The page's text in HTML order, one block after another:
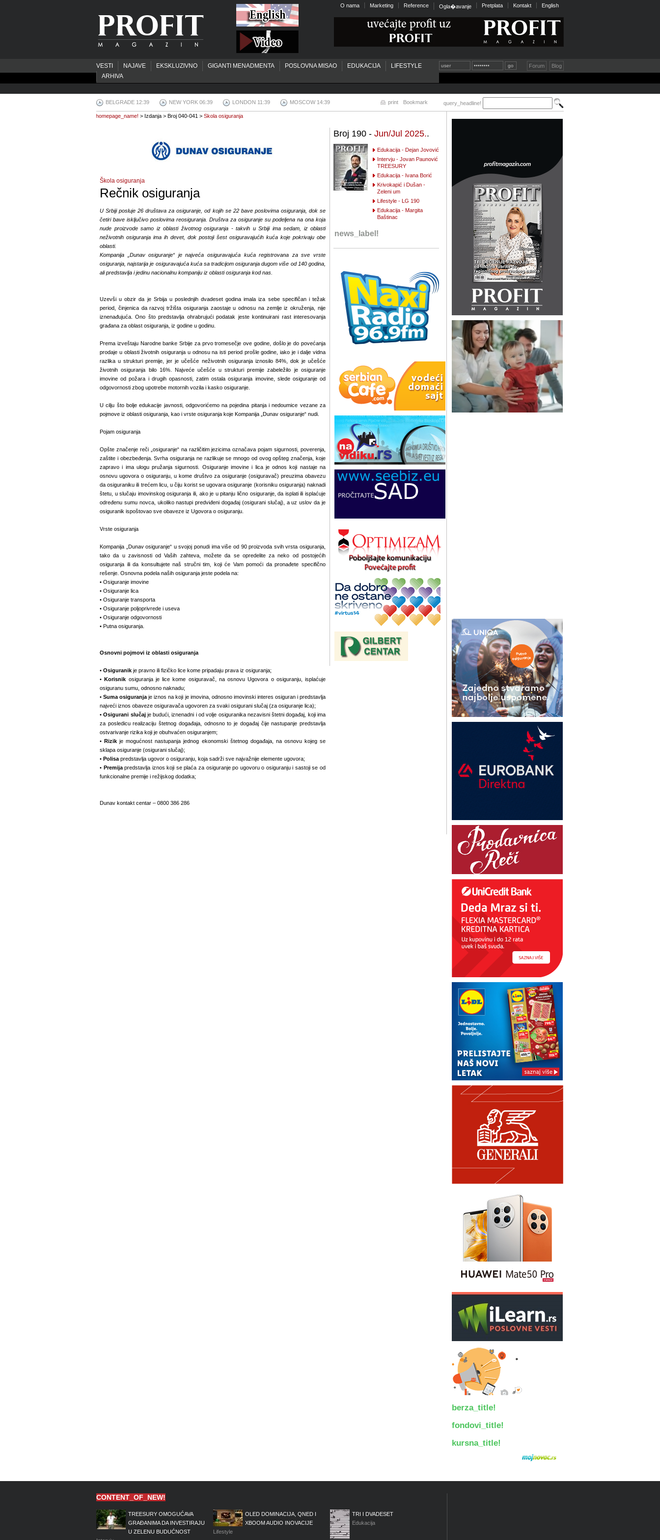
VESTI NAJAVE EKSKLUZIVNO GIGANTI MENADMENTA POSLOVNA MISAO EDUKACIJA
LIFESTYLE
ARHIVA
O nama Marketing Reference Ogla�avanje Pretplata Kontakt English
Blog
Forum
BELGRADE 12:39 NEW YORK 06:39 LONDON 11:39 MOSCOW 14:39 print Bookmark query_headline!
homepage_name! > Izdanja > Broj 040-041 > Skola osiguranja
Škola osiguranja
Rečnik osiguranja
U Srbiji posluje 26 društava za osiguranje, od kojih se 22 bave poslovima osiguranja, dok se
četiri bave isključivo poslovima reosiguranja. Društva za osiguranje su podeljena na ona koja
nude proizvode samo iz oblasti životnog osiguranja - takvih u Srbiji ima sedam, iz oblasti
neživotnih osiguranja ima ih devet, dok postoji šest osiguravajućih kuća koje pokrivaju obe
oblasti.
Kompanija „Dunav osiguranje“ je najveća osiguravajuća kuća registrovana za sve vrste
osiguranja, najstarija je osiguravajuća kuća sa tradicijom osiguranja dugom više od 140 godina,
ali predstavlja i jedinu nacionalnu kompaniju iz oblasti osiguranja kod nas.
Uzevši u obzir da je Srbija u poslednjih dvadeset godina imala iza sebe specifičan i težak
period, činjenica da razvoj tržišta osiguranja zaostaje u odnosu na zemlje iz okruženja, nije
iznenađujuća. Ono što predstavlja ohrabrujući podatak jeste kontinuirani rast interesovanja
građana za oblast osiguranja, iz godine u godinu.
Prema izveštaju Narodne banke Srbije za prvo tromesečje ove godine, došlo je do povećanja
prodaje u oblasti životnih osiguranja u odnosu na isti period prošle godine, iako je i dalje vidna
razlika u strukturi premije, jer je učešće neživotnih osiguranja iznosilo 84%, dok je učešće
životnih osiguranja bilo 16%. Najveće učešće u strukturi premije zabeležilo je osiguranje
imovine od požara i drugih opasnosti, zatim ostala osiguranja imovine, slede osiguranje od
odgovornosti zbog upotrebe motornih vozila i kasko osiguranje.
U cilju što bolje edukacije javnosti, odgovorićemo na pojedina pitanja i nedoumice vezane za
pojmove iz oblasti osiguranja, kao i vrste osiguranja koje Kompanija „Dunav osiguranje“ nudi.
Pojam osiguranja
Opšte značenje reči „osiguranje“ na različitim jezicima označava pojam sigurnosti, poverenja,
zaštite i obezbeđenja. Svrha osiguranja ne razlikuje se mnogo od ovog opšteg značenja, koje
zapravo i ima ulogu pružanja sigurnosti. Osiguranje imovine i lica je odnos koji nastaje na
osnovu ugovora o osiguranju, u kome društvo za osiguranje (osiguravač) preuzima obavezu
da osiguraniku ili trećem licu, u čiju korist se ugovara osiguranje (korisniku osiguranja) naknadi
štetu, u slučaju imovinskog osiguranja ili, ako je u pitanju lično osiguranje, da isplati ili isplaćuje
određenu sumu novca, ukoliko nastupi predviđeni događaj (osigurani slučaj), a uz uslov da je
osiguranik ispoštovao sve obaveze iz Ugovora o osiguranju.
Vrste osiguranja
Kompanija „Dunav osiguranje“ u svojoj ponudi ima više od 90 proizvoda svih vrsta osiguranja,
tako da u zavisnosti od Vaših zahteva, možete da se opredelite za neko od postojećih
osiguranja ili da konsultujete naš stručni tim, koji će Vam pomoći da pronađete specifično
rešenje. Osnovna podela naših osiguranja jeste podela na:
• Osiguranje imovine
• Osiguranje lica
• Osiguranje transporta
• Osiguranje poljoprivrede i useva
• Osiguranje odgovornosti
• Putna osiguranja.
Osnovni pojmovi iz oblasti osiguranja
• Osiguranik je pravno ili fizičko lice kome pripadaju prava iz osiguranja;
•Korisnik osiguranja je lice kome osiguravač, na osnovu Ugovora o osiguranju, isplaćuje
osiguranu sumu, odnosno naknadu;
•Suma osiguranja je iznos na koji je imovina, odnosno imovinski interes osiguran i predstavlja
najveći iznos obaveze osiguravača ugovoren za svaki osigurani slučaj (za osiguranje lica);
•Osigurani slučajje budući, iznenadni i od volje osiguranika nezavisni štetni događaj, koji ima
za posledicu realizaciju štetnog događaja, odnosno to je događaj čije nastupanje predstavlja
ostvarivanje rizika koji je obuhvaćen osiguranjem;
•Rizikje mogućnost nastupanja jednog ekonomski štetnog događaja, na osnovu kojeg se
sklapa osiguranje (osigurani slučaj);
• Polisa predstavlja ugovor o osiguranju, koja sadrži sve najvažnije elemente ugovora;
• Premijapredstavlja iznos koji se plaća za osiguranje po ugovoru o osiguranju i sastoji se od
funkcionalne premije i režijskog dodatka;
Dunav kontakt centar – 0800 386 286
Broj 190 - Jun/Jul 2025..
Edukacija - Dejan Jovović
Intervju - Jovan Paunović
TREESURY
Edukacija - Ivana Borić
Krivokapić i Dušan -
Zeleni um
Lifestyle - LG 190
Edukacija - Margita
Baštinac
news_label!
berza_title!
fondovi_title!
kursna_title!
CONTENT_OF_NEW!
TREESURY OMOGUĆAVA
GRAĐANIMA DA INVESTIRAJU
U ZELENU BUDUĆNOST
OLED DOMINACIJA, QNED I
XBOOM AUDIO INOVACIJE
Lifestyle
TRI I DVADESET
Edukacija